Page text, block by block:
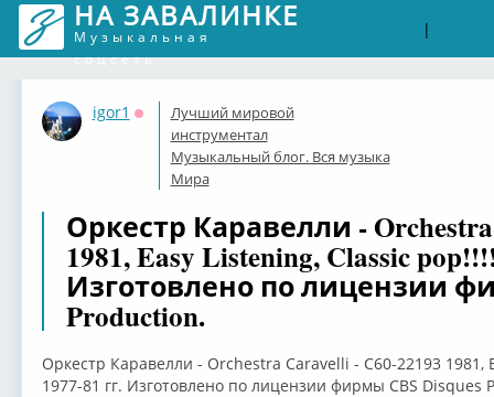
НА ЗАВАЛИНКЕ
Музыкальная
соцсеть
|
igor1
Оффлайн
Лучший мировой
инструментал
Музыкальный блог. Вся музыка
Мира
Оркестр Каравелли - Orchestra
1981, Easy Listening, Classic
Изготовлено по лицензии
Production.
Оркестр Каравелли - Orchestra Caravelli - С60-22193 1981,
1977-81 гг. Изготовлено по лицензии фирмы CBS Disques